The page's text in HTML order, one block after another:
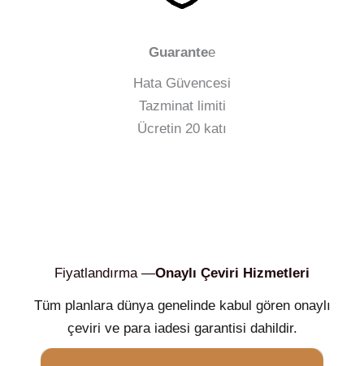
Guarantee
Hata Güvencesi
Tazminat limiti
Ücretin 20 katı
Fiyatlandırma —Onaylı Çeviri Hizmetleri
Tüm planlara dünya genelinde kabul gören onaylı
çeviri ve para iadesi garantisi dahildir.